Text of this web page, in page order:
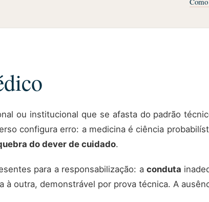
ou institucional que se afasta do padrão
configura erro: a medicina é ciência
do dever de cuidado.
para a responsabilização: a conduta
à outra, demonstrável por prova técnica. A